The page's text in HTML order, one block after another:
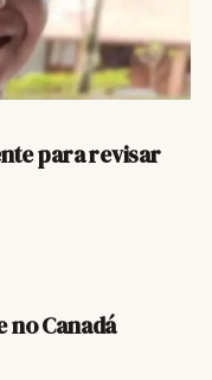
para revisar
no Canadá